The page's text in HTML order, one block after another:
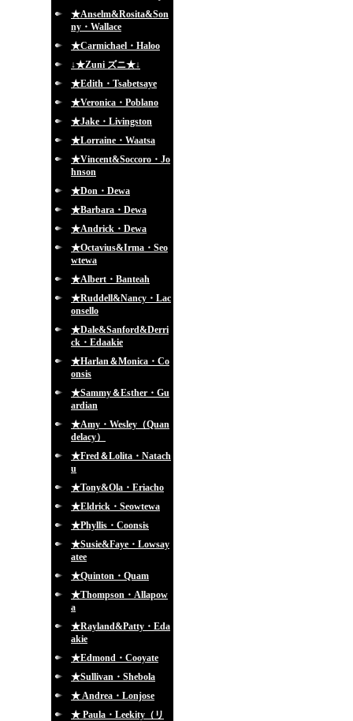
★Anselm&Rosita&Son
ny・Wallace
★Carmichael・Haloo
↓★Zuni ズニ★↓
★Edith・Tsabetsaye
★Veronica・Poblano
★Jake・Livingston
★Lorraine・Waatsa
★Vincent&Soccoro・Jo
hnson
★Don・Dewa
★Barbara・Dewa
★Andrick・Dewa
★Octavius&Irma・Seo
wtewa
★Albert・Banteah
★Ruddell&Nancy・Lac
onsello
★Dale&Sanford&Derri
ck・Edaakie
★Harlan＆Monica・Co
onsis
★Sammy＆Esther・Gu
ardian
★Amy・Wesley（Quan
delacy）
★Fred＆Lolita・Natach
u
★Tony&Ola・Eriacho
★Eldrick・Seowtewa
★Phyllis・Coonsis
★Susie&Faye・Lowsay
atee
★Quinton・Quam
★Thompson・Allapow
a
★Rayland&Patty・Eda
akie
★Edmond・Cooyate
★Sullivan・Shebola
★ Andrea・Lonjose
★ Paula・Leekity（リ